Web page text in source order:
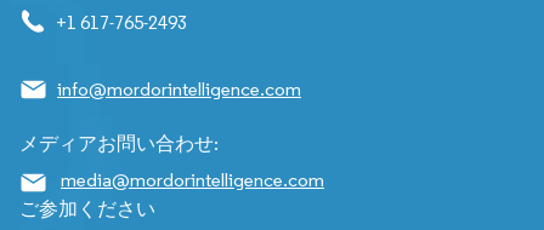
+1 617-765-2493
info@mordorintelligence.com
メディアお問い合わせ:
media@mordorintelligence.com
ご参加ください